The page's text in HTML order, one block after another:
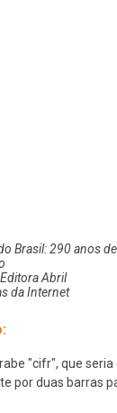
Brasil: 290 anos
Abril
da Internet
"cifr", que
por duas barras